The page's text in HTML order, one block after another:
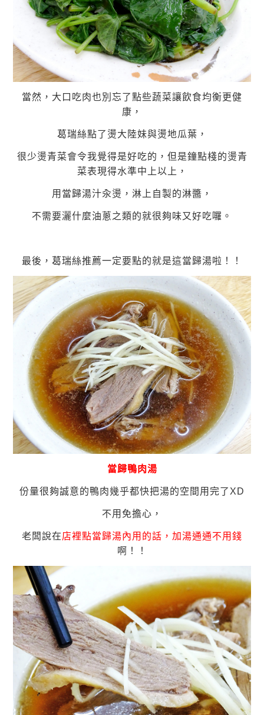
當然，大口吃肉也別忘了點些蔬菜讓飲食均衡更健
康，
葛瑞絲點了燙大陸妹與燙地瓜葉，
很少燙青菜會令我覺得是好吃的，但是鐘點棧的燙青
菜表現得水準中上以上，
用當歸湯汁汆燙，淋上自製的淋醬，
不需要灑什麼油蔥之類的就很夠味又好吃囉。
最後，葛瑞絲推薦一定要點的就是這當歸湯啦！！
當歸鴨肉湯
份量很夠誠意的鴨肉幾乎都快把湯的空間用完了XD
不用免擔心，
老闆說在店裡點當歸湯內用的話，加湯通通不用錢
啊！！